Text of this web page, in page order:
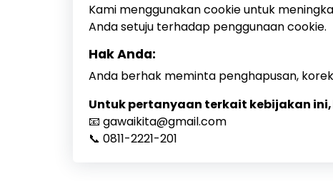
Kami menggunakan cookie untuk
Anda setuju terhadap penggunaan cookie.
Hak Anda:
Anda berhak meminta penghapusan,
Untuk pertanyaan terkait kebijakan
📧 gawaikita@gmail.com
📞 0811-2221-201